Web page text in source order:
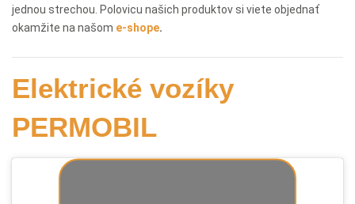
jednou strechou. Polovicu našich produktov si viete objednať
okamžite na našom e-shope.
Elektrické vozíky
PERMOBIL